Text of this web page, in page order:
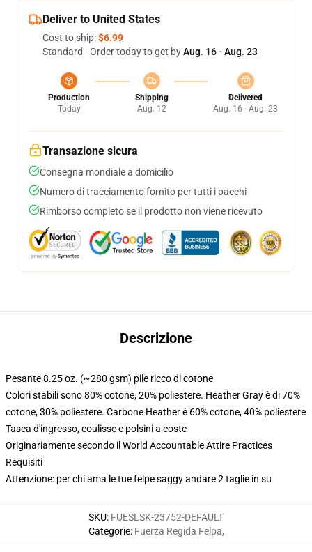
Deliver to United States
Cost to ship:$6.99
Standard - Order today to get byAug. 16 - Aug. 23
Production
Today
Shipping
Aug. 12
Delivered
Aug. 16 - Aug. 23
Transazione sicura
Consegna mondiale a domicilio
Numero di tracciamento fornito per tutti i pacchi
Rimborso completo se il prodotto non viene ricevuto
Descrizione
Pesante 8.25 oz. (~280 gsm) pile ricco di cotone
Colori stabili sono 80% cotone, 20% poliestere. Heather Gray è di 70%
cotone, 30% poliestere. Carbone Heather è 60% cotone, 40% poliestere
Tasca d'ingresso, coulisse e polsini a coste
Originariamente secondo il World Accountable Attire Practices
Requisiti
Attenzione: per chi ama le tue felpe saggy andare 2 taglie in su
SKU: FUESLSK-23752-DEFAULT
Categorie: Fuerza Regida Felpa,